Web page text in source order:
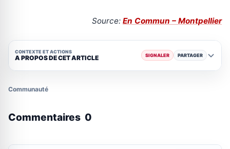
Source: En Commun – Montpellier
CONTEXTE ET ACTIONS
A PROPOS DE CET ARTICLE SIGNALER PARTAGER
Communauté
Commentaires 0